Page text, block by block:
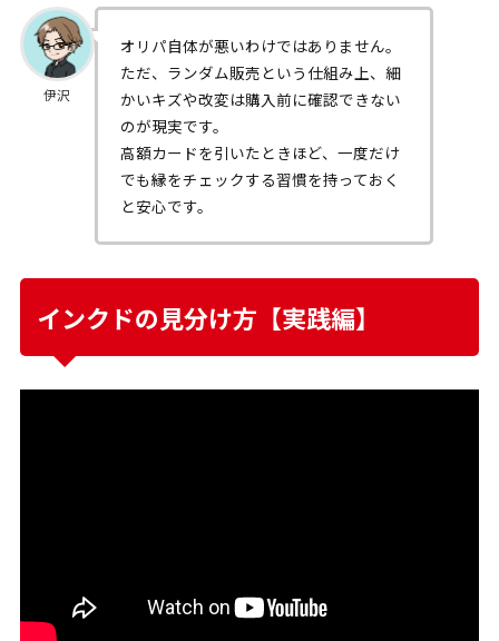
伊沢
オリパ自体が悪いわけではありません。
ただ、ランダム販売という仕組み上、細
かいキズや改変は購入前に確認できない
のが現実です。
高額カードを引いたときほど、一度だけ
でも縁をチェックする習慣を持っておく
と安心です。
インクドの見分け方【実践編】